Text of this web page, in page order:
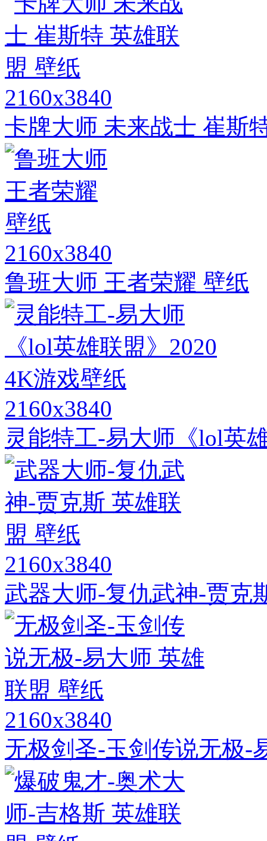
2160x3840
卡牌大师 未来战士 崔斯
2160x3840
鲁班大师 王者荣耀 壁纸
2160x3840
灵能特工-易大师《lol英
2160x3840
武器大师-复仇武神-贾克
2160x3840
无极剑圣-玉剑传说无极-